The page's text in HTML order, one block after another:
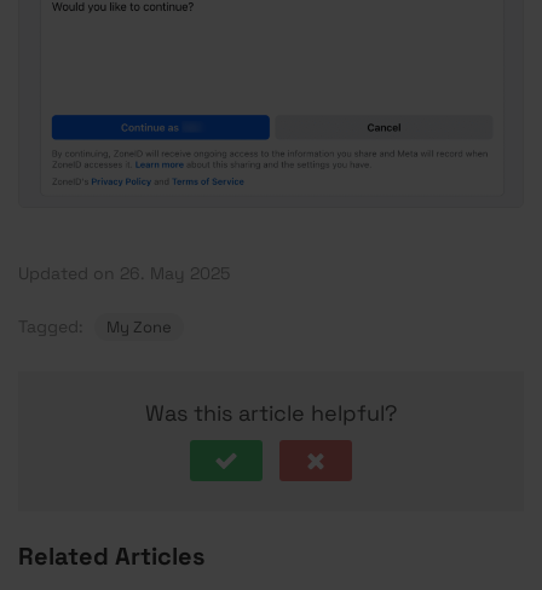
Updated on 26. May 2025
Tagged: My Zone
Was this article helpful?
Related Articles